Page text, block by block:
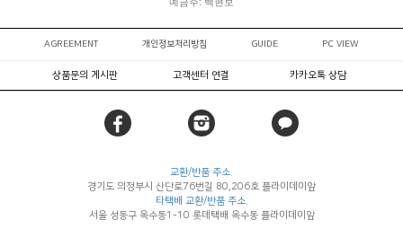
AGREEMENT 개인정보처리방침 GUIDE PC VIEW
상품문의 게시판 고객센터 연결 카카오톡 상담
교환/반품 주소.
경기도 의정부시 산단로76번길 80,206호 플라이데이앞
타택배 교환/반품 주소.
서울 성동구 옥수동1-10 롯데택배 옥수동 플라이데이앞